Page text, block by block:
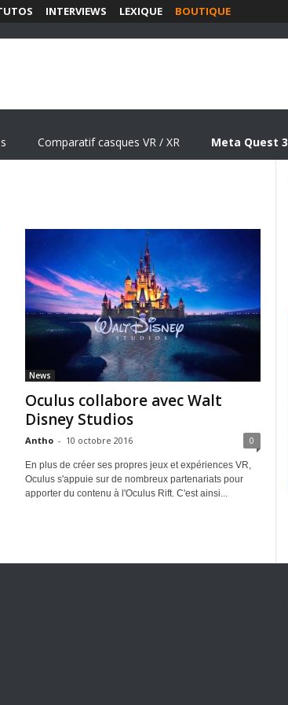
INTERVIEWS LEXIQUE BOUTIQUE
Comparatif casques VR / XR Meta Quest 3
News
Oculus collabore avec Walt
Disney Studios
Antho - 10 octobre 2016 0
En plus de créer ses propres jeux et expériences VR,
Oculus s'appuie sur de nombreux partenariats pour
apporter du contenu à l'Oculus Rift. C'est ainsi...